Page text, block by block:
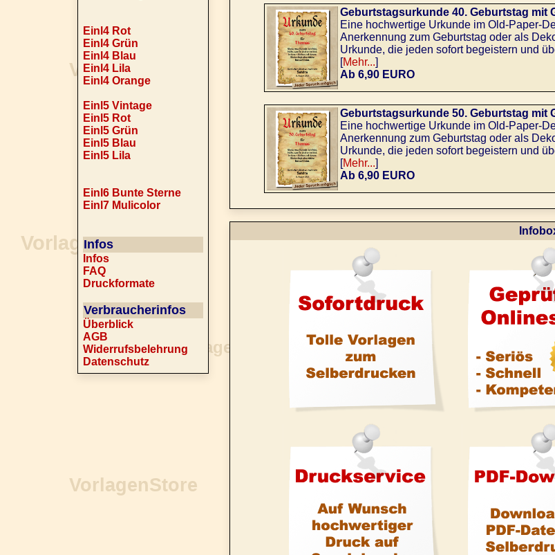
Einl4 Rot
Einl4 Grün
Einl4 Blau
Einl4 Lila
Einl4 Orange
Einl5 Vintage
Einl5 Rot
Einl5 Grün
Einl5 Blau
Einl5 Lila
Einl6 Bunte Sterne
Einl7 Mulicolor
Infos
Infos
FAQ
Druckformate
Verbraucherinfos
Überblick
AGB
Widerrufsbelehrung
Datenschutz
Geburtstagsurkunde 40. Geburtstag mit
Eine hochwertige Urkunde im Old-Paper-
Anerkennung zum Geburtstag oder als
Urkunde, die jeden sofort begeistern und
[Mehr...]
Ab 6,90 EURO
Geburtstagsurkunde 50. Geburtstag mit
Eine hochwertige Urkunde im Old-Paper-
Anerkennung zum Geburtstag oder als
Urkunde, die jeden sofort begeistern und
[Mehr...]
Ab 6,90 EURO